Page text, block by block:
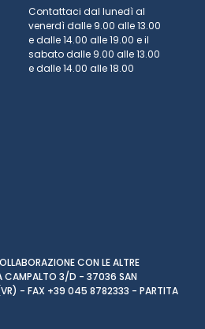
Contattaci dal lunedì al
venerdì dalle 9.00 alle 13.00
e dalle 14.00 alle 19.00 e il
sabato dalle 9.00 alle 13.00
e dalle 14.00 alle 18.00
CON LE ALTRE
CAMPALTO 3/D - 37036 SAN
- FAX +39 045 8782333 - PARTITA